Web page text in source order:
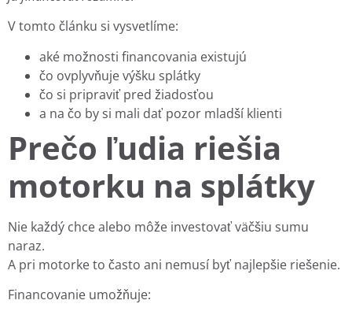
V tomto článku si vysvetlíme:
aké možnosti financovania existujú
čo ovplyvňuje výšku splátky
čo si pripraviť pred žiadosťou
a na čo by si mali dať pozor mladší klienti
Prečo ľudia riešia
motorku na splátky
Nie každý chce alebo môže investovať väčšiu sumu
naraz.
A pri motorke to často ani nemusí byť najlepšie riešenie.
Financovanie umožňuje: